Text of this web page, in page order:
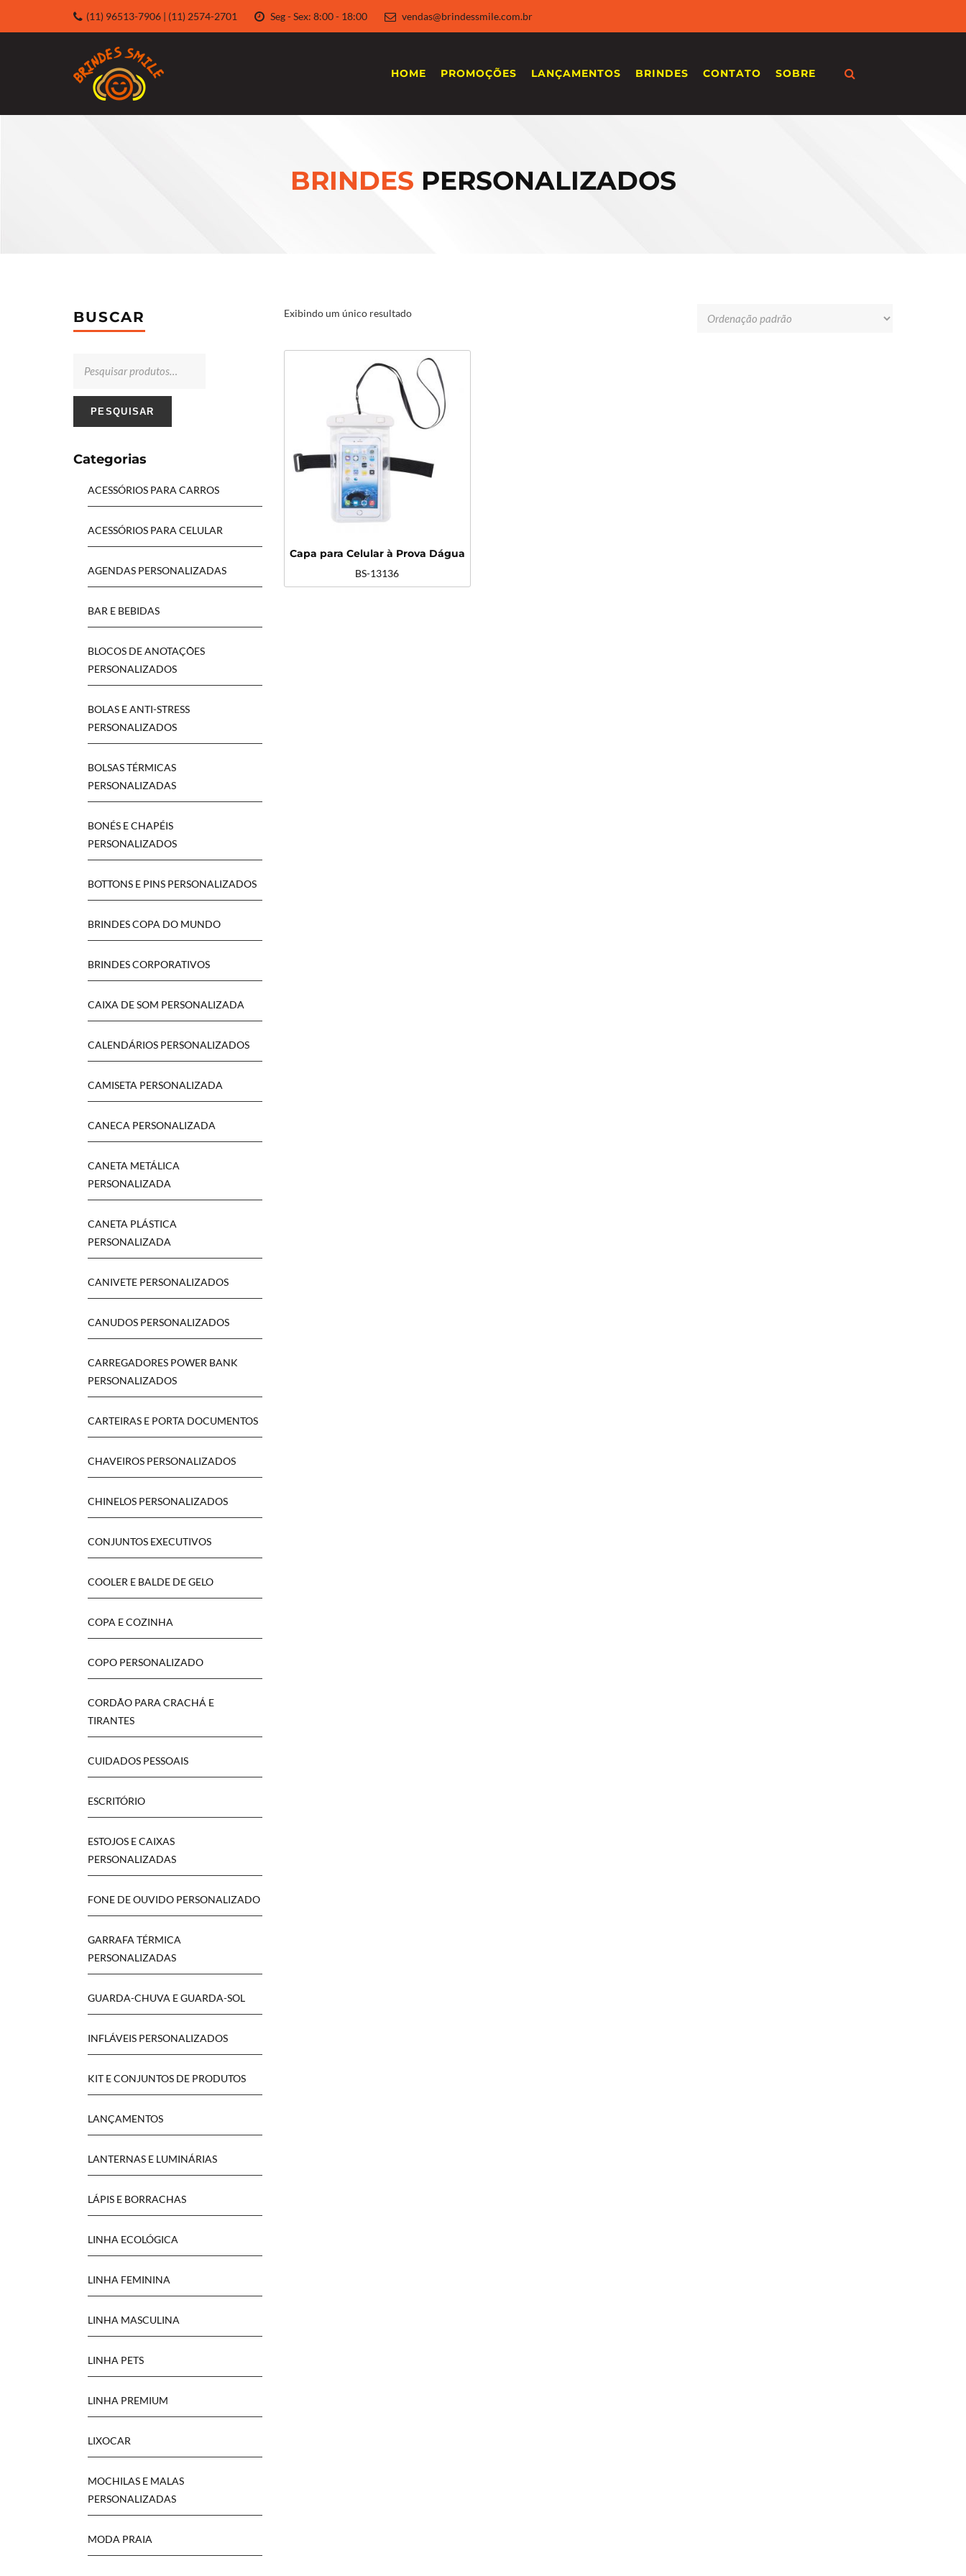
(11) 96513-7906 | (11) 2574-2701 Seg - Sex: 8:00 - 18:00 vendas@brindessmile.com.br
HOME PROMOÇÕES LANÇAMENTOS BRINDES CONTATO SOBRE
BRINDES PERSONALIZADOS
BUSCAR
PESQUISAR
Categorias
ACESSÓRIOS PARA CARROS
ACESSÓRIOS PARA CELULAR
AGENDAS PERSONALIZADAS
BAR E BEBIDAS
BLOCOS DE ANOTAÇÕES
PERSONALIZADOS
BOLAS E ANTI-STRESS
PERSONALIZADOS
BOLSAS TÉRMICAS
PERSONALIZADAS
BONÉS E CHAPÉIS
PERSONALIZADOS
BOTTONS E PINS PERSONALIZADOS
BRINDES COPA DO MUNDO
BRINDES CORPORATIVOS
CAIXA DE SOM PERSONALIZADA
CALENDÁRIOS PERSONALIZADOS
CAMISETA PERSONALIZADA
CANECA PERSONALIZADA
CANETA METÁLICA
PERSONALIZADA
CANETA PLÁSTICA
PERSONALIZADA
CANIVETE PERSONALIZADOS
CANUDOS PERSONALIZADOS
CARREGADORES POWER BANK
PERSONALIZADOS
CARTEIRAS E PORTA DOCUMENTOS
CHAVEIROS PERSONALIZADOS
CHINELOS PERSONALIZADOS
CONJUNTOS EXECUTIVOS
COOLER E BALDE DE GELO
COPA E COZINHA
COPO PERSONALIZADO
CORDÃO PARA CRACHÁ E
TIRANTES
CUIDADOS PESSOAIS
ESCRITÓRIO
ESTOJOS E CAIXAS
PERSONALIZADAS
FONE DE OUVIDO PERSONALIZADO
GARRAFA TÉRMICA
PERSONALIZADAS
GUARDA-CHUVA E GUARDA-SOL
INFLÁVEIS PERSONALIZADOS
KIT E CONJUNTOS DE PRODUTOS
LANÇAMENTOS
LANTERNAS E LUMINÁRIAS
LÁPIS E BORRACHAS
LINHA ECOLÓGICA
LINHA FEMININA
LINHA MASCULINA
LINHA PETS
LINHA PREMIUM
LIXOCAR
MOCHILAS E MALAS
PERSONALIZADAS
MODA PRAIA
Exibindo um único resultado
Capa para Celular à Prova Dágua
BS-13136